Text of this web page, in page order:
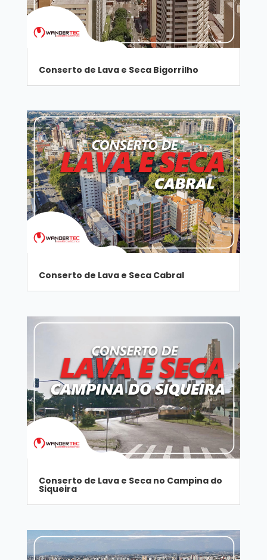
Conserto de Lava e Seca Bigorrilho
Conserto de Lava e Seca Cabral
Conserto de Lava e Seca no Campina do
Siqueira